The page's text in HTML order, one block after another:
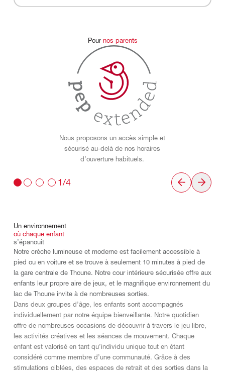
Pour nos parents
Nous proposons un accès simple et
sécurisé au-delà de nos horaires
d’ouverture habituels.
1/4
Un environnement
où chaque enfant
s’épanouit
Notre crèche lumineuse et moderne est facilement accessible à
pied ou en voiture et se trouve à seulement 10 minutes à pied de
la gare centrale de Thoune. Notre cour intérieure sécurisée offre aux
enfants leur propre aire de jeux, et le magnifique environnement du
lac de Thoune invite à de nombreuses sorties.
Dans deux groupes d’âge, les enfants sont accompagnés
individuellement par notre équipe bienveillante. Notre quotidien
offre de nombreuses occasions de découvrir à travers le jeu libre,
les activités créatives et les séances de mouvement. Chaque
enfant est valorisé en tant qu’individu unique tout en étant
considéré comme membre d’une communauté. Grâce à des
stimulations ciblées, des espaces de retrait et des sorties dans la